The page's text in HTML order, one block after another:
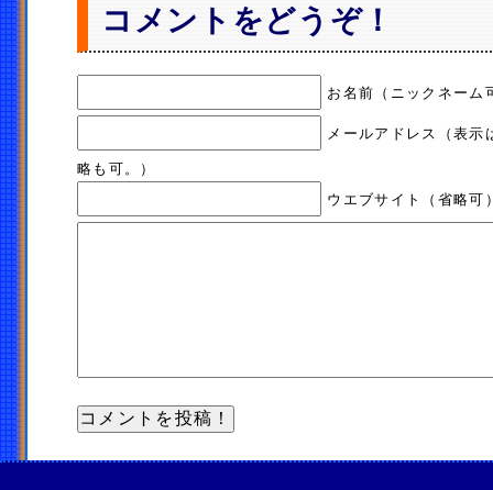
コメントをどうぞ！
お名前（ニックネーム
メールアドレス（表示
略も可。）
ウエブサイト（省略可